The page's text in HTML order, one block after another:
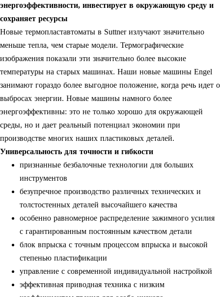
энергоэффективности, инвестирует в окружающую среду и
сохраняет ресурсы
Новые термопластавтоматы в Suttner излучают значительно
меньше тепла, чем старые модели. Термографические
изображения показали эти значительно более высокие
температуры на старых машинах. Наши новые машины Engel
занимают гораздо более выгодное положение, когда речь идет о
выбросах энергии. Новые машины намного более
энергоэффективны: это не только хорошо для окружающей
среды, но и дает реальный потенциал экономии при
производстве многих наших пластиковых деталей.
Универсальность для точности и гибкости
признанные безбалочные технологии для больших
инструментов
безупречное производство различных технических и
толстостенных деталей высочайшего качества
особенно равномерное распределение зажимного усилия
с гарантированным постоянным качеством детали
блок впрыска с точным процессом впрыска и высокой
степенью пластификации
управление с современной индивидуальной настройкой
эффективная приводная техника с низким